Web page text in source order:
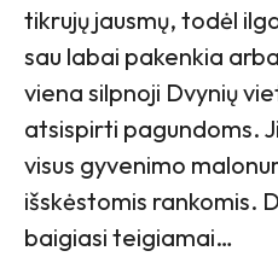
tikrujų jausmų, todėl
sau labai pakenkia
viena silpnoji Dvynių
atsispirti pagundoms.
visus gyvenimo
išskėstomis rankomis.
baigiasi teigiamai…